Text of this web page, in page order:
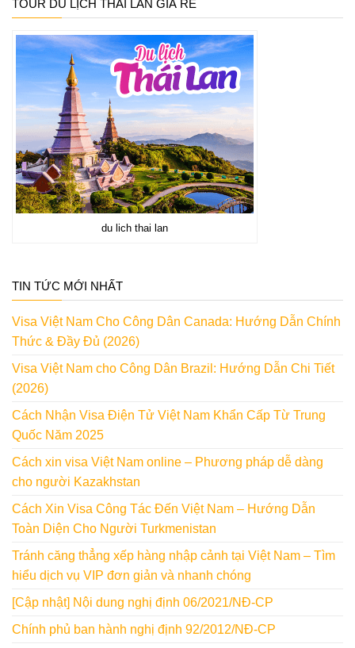
TOUR DU LỊCH THÁI LAN GIÁ RẺ
du lich thai lan
TIN TỨC MỚI NHẤT
Visa Việt Nam Cho Công Dân Canada: Hướng Dẫn Chính
Thức & Đầy Đủ (2026)
Visa Việt Nam cho Công Dân Brazil: Hướng Dẫn Chi Tiết
(2026)
Cách Nhận Visa Điện Tử Việt Nam Khẩn Cấp Từ Trung
Quốc Năm 2025
Cách xin visa Việt Nam online – Phương pháp dễ dàng
cho người Kazakhstan
Cách Xin Visa Công Tác Đến Việt Nam – Hướng Dẫn
Toàn Diện Cho Người Turkmenistan
Tránh căng thẳng xếp hàng nhập cảnh tại Việt Nam – Tìm
hiểu dịch vụ VIP đơn giản và nhanh chóng
[Cập nhật] Nội dung nghị định 06/2021/NĐ-CP
Chính phủ ban hành nghị định 92/2012/NĐ-CP